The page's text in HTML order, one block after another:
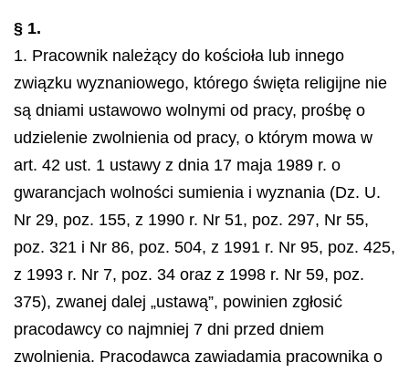
§ 1.
1. Pracownik należący do kościoła lub innego
związku wyznaniowego, którego święta religijne nie
są dniami ustawowo wolnymi od pracy, prośbę o
udzielenie zwolnienia od pracy, o którym mowa w
art. 42 ust. 1 ustawy z dnia 17 maja 1989 r. o
gwarancjach wolności sumienia i wyznania (Dz. U.
Nr 29, poz. 155, z 1990 r. Nr 51, poz. 297, Nr 55,
poz. 321 i Nr 86, poz. 504, z 1991 r. Nr 95, poz. 425,
z 1993 r. Nr 7, poz. 34 oraz z 1998 r. Nr 59, poz.
375), zwanej dalej „ustawą”, powinien zgłosić
pracodawcy co najmniej 7 dni przed dniem
zwolnienia. Pracodawca zawiadamia pracownika o